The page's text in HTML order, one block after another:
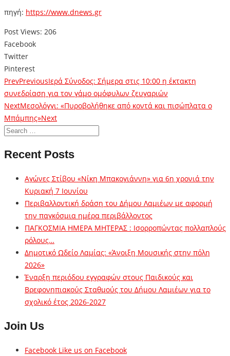
πηγή: https://www.dnews.gr
Post Views: 206
Facebook
Twitter
Pinterest
PrevPreviousΙερά Σύνοδος: Σήμερα στις 10:00 η έκτακτη
συνεδρίαση για τον γάμο ομόφυλων ζευγαριών
NextΜεσολόγγι: «Πυροβολήθηκε από κοντά και πισώπλατα ο
Μπάμπης»Next
Recent Posts
Αγώνες Στίβου «Νίκη Μπακογιάννη» για 6η χρονιά την
Κυριακή 7 Ιουνίου
Περιβαλλοντική δράση του Δήμου Λαμιέων με αφορμή
την παγκόσμια ημέρα περιβάλλοντος
ΠΑΓΚΟΣΜΙΑ ΗΜΕΡΑ ΜΗΤΕΡΑΣ : Ισορροπώντας πολλαπλούς
ρόλους…
Δημοτικό Ωδείο Λαμίας: «Άνοιξη Μουσικής στην πόλη
2026»
Έναρξη περιόδου εγγραφών στους Παιδικούς και
Βρεφονηπιακούς Σταθμούς του Δήμου Λαμιέων για το
σχολικό έτος 2026-2027
Join Us
Facebook Like us on Facebook